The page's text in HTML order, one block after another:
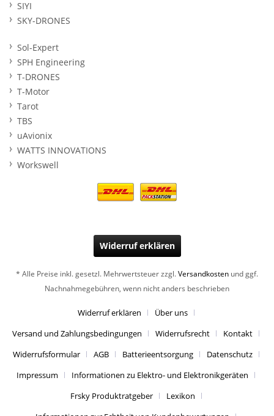
SIYI
SKY-DRONES
Sol-Expert
SPH Engineering
T-DRONES
T-Motor
Tarot
TBS
uAvionix
WATTS INNOVATIONS
Workswell
Widerruf erklären
* Alle Preise inkl. gesetzl. Mehrwertsteuer zzgl.Versandkosten und ggf.
Nachnahmegebühren, wenn nicht anders beschrieben
Widerruf erklären
Über uns
Versand und Zahlungsbedingungen
Widerrufsrecht
Kontakt
Widerrufsformular
AGB Batterieentsorgung
Datenschutz
Impressum
Informationen zu Elektro- und Elektronikgeräten
Frsky Produktratgeber
Lexikon